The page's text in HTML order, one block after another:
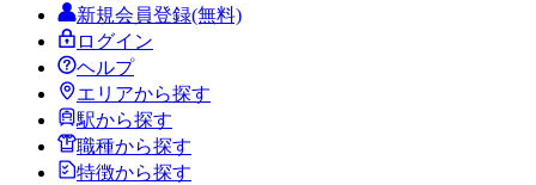
新規会員登録(無料)
ログイン
ヘルプ
エリアから探す
駅から探す
職種から探す
特徴から探す